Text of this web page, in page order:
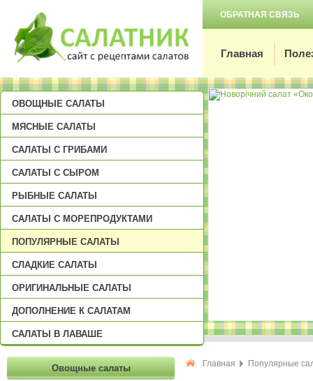
ОБРАТНАЯ СВЯЗЬ
Главная
ОВОЩНЫЕ САЛАТЫ
МЯСНЫЕ САЛАТЫ
САЛАТЫ С ГРИБАМИ
САЛАТЫ С СЫРОМ
РЫБНЫЕ САЛАТЫ
САЛАТЫ С МОРЕПРОДУКТАМИ
ПОПУЛЯРНЫЕ САЛАТЫ
СЛАДКИЕ САЛАТЫ
ОРИГИНАЛЬНЫЕ САЛАТЫ
ДОПОЛНЕНИЕ К САЛАТАМ
САЛАТЫ В ЛАВАШЕ
Овощные салаты Главная Популярные